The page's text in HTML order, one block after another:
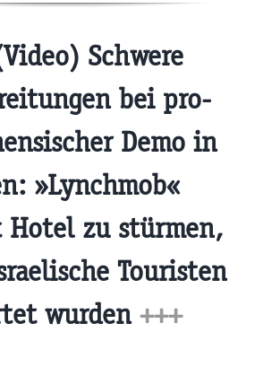
Schwere
bei pro-
Demo in
»Lynchmob«
Hotel zu stürmen,
Touristen
wurden +++